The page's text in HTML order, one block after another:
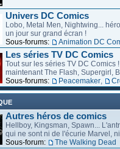
Univers DC Comics
Lobo, Metal Men, Nightwing...
un jour sur grand écran !
Sous-forums:
Animation DC
Les séries TV DC Comics
Tout sur les séries TV DC Comics
maintenant The Flash, Supergirl,
Sous-forums:
Peacemaker
Autres héros de comics
Hellboy, Kingsman, Spawn...
qui ne sont ni de l'écurie Marvel,
Sous-forum:
The Walking Dead